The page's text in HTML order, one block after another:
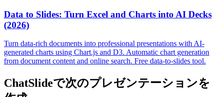
Data to Slides: Turn Excel and Charts into AI Decks
(2026)
Turn data-rich documents into professional presentations with AI-
generated charts using Chart.js and D3. Automatic chart generation
from document content and online search. Free data-to-slides tool.
ChatSlideで次のプレゼンテーションを